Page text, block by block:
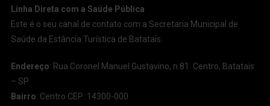
Linha Direta com a Saúde Pública
Este é o seu canal de contato com a Secretaria Municipal de
Saúde da Estância Turística de Batatais.
Endereço: Rua Coronel Manuel Gustavino, n.81. Centro, Batatais
– SP
Bairro: Centro CEP: 14300-000